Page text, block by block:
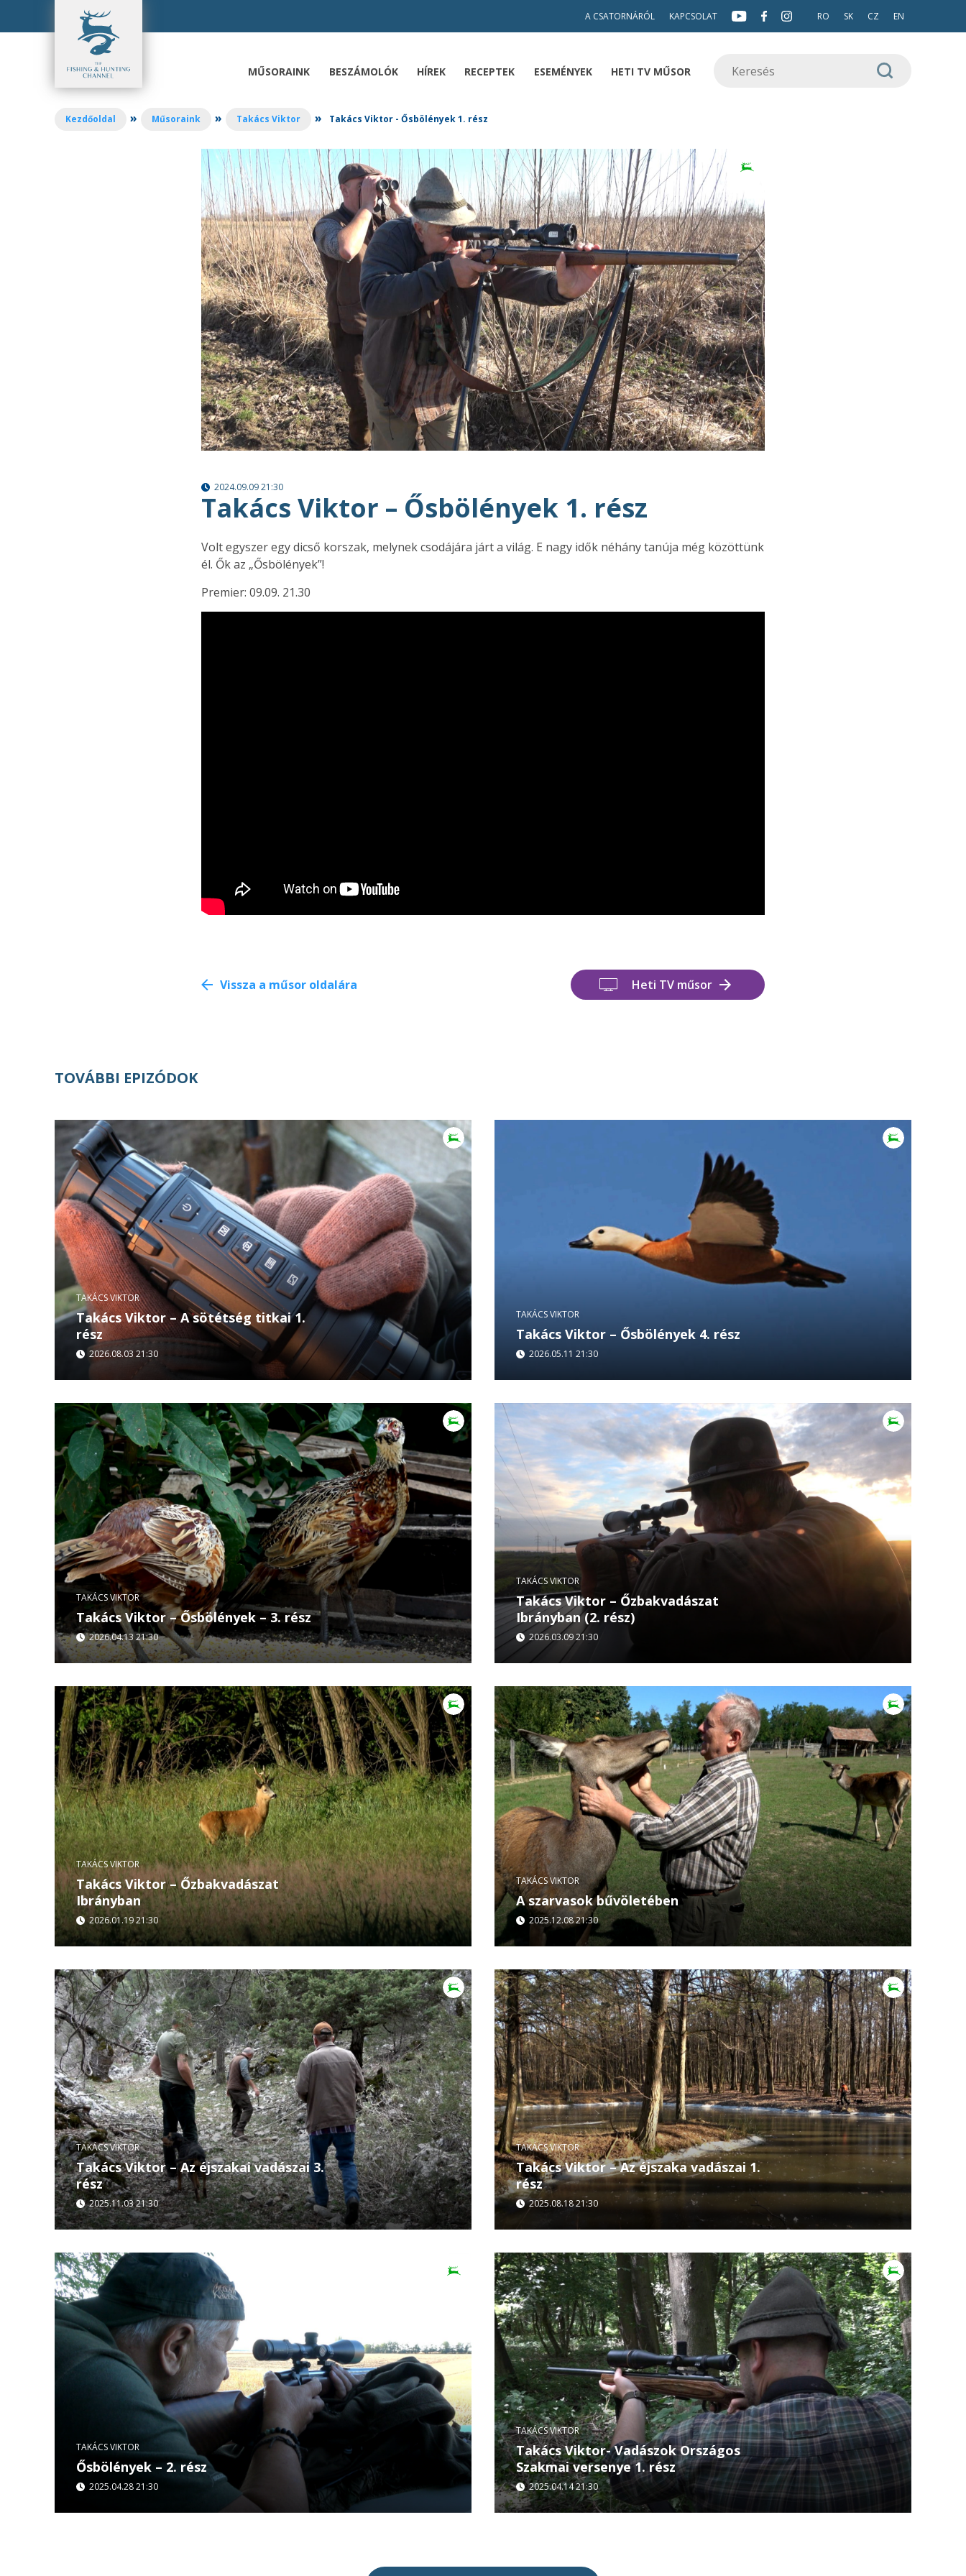
A CSATORNÁRÓL KAPCSOLAT RO SK CZ EN
MŰSORAINK BESZÁMOLÓK HÍREK RECEPTEK ESEMÉNYEK HETI TV MŰSOR
Kezdőoldal » Műsoraink » Takács Viktor » Takács Viktor - Ősbölények 1. rész
2024.09.09 21:30
Takács Viktor – Ősbölények 1. rész
Volt egyszer egy dicső korszak, melynek csodájára járt a világ. E nagy idők néhány tanúja még közöttünk
él. Ők az „Ősbölények”!
Premier: 09.09. 21.30
Vissza a műsor oldalára Heti TV műsor
TOVÁBBI EPIZÓDOK
TAKÁCS VIKTOR
Takács Viktor – A sötétség titkai 1.
rész
2026.08.03 21:30
A Takács Viktor – A sötétség titkai című film első része az éjszakai
vadászat különleges világába vezeti a nézőket. Somfalvi Ervin és
TAKÁCS VIKTOR
Takács Viktor – Ősbölények 4. rész
2026.05.11 21:30
Ősbölények új epizódjában Horváth Lajos történetét ismerhetik meg a
TAKÁCS VIKTOR
Takács Viktor – Ősbölények – 3. rész
2026.04.13 21:30
Április 13-án, hétfőn 21:30-tól folytatódik a Takács Viktor – Ősbölények
sorozat. A 3. részben a hazai apróvad-tenyésztés egykori aranykorába
TAKÁCS VIKTOR
Takács Viktor – Őzbakvadászat
Ibrányban (2. rész)
2026.03.09 21:30
„Eb a vadászkutya nélkül” – a vadászok jól ismert mondása ebben a
filmben is igazolást nyer. Szabolcs vadászata során egy sebzett őzbak
TAKÁCS VIKTOR
Takács Viktor – Őzbakvadászat
Ibrányban
2026.01.19 21:30
Takács Viktor új filmjében a vadászat kevésbé látványos, ám annál
őszintébb oldalát mutatja meg. Az „éjszaka vadászai”, Jóska és Szabolcs
TAKÁCS VIKTOR
A szarvasok bűvöletében
2025.12.08 21:30
Premier 12.08. 21:30-kor A Bőszénfai Szarvasfarm 2025-ben ünnepelte
40. évfordulóját. A filmből megtudhatod, hogyan vált ez a különleges
TAKÁCS VIKTOR
Takács Viktor – Az éjszakai vadászai 3.
rész
2025.11.03 21:30
Törökország vadregényes tájain, a holdfényben neszeznek az erdők…
Takács Viktor kamerája előtt Molnár József és Závár Szabolcs
TAKÁCS VIKTOR
Takács Viktor – Az éjszaka vadászai 1.
rész
2025.08.18 21:30
Éjszaka, hegyek, rejtőzködő vadak… Takács Viktor új filmjében
Törökországban követhetitek végig a különleges éjszakai vadászatot,
TAKÁCS VIKTOR
Ősbölények – 2. rész
2025.04.28 21:30
Április 28-án, hétfőn 21:30-kor folytatódik Takács Viktor és Somfalvi
Ervin közös filmje! Farkas László példaértékű munkáját ismerhetjük
TAKÁCS VIKTOR
Takács Viktor- Vadászok Országos
Szakmai versenye 1. rész
2025.04.14 21:30
Premier: április 14., hétfő 21.30 Chernelházadamonyán 2024. júniusában
került megrendezésre a Hivatásos Vadászok Országos Szakmai